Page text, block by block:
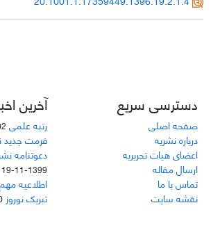
دسترسی سریع
صفحه اصلی
درباره نشریه
اعضای هیات تحریریه
ارسال مقاله
تماس با ما
نقشه سایت
آخرین
رتبه علمی
فرمت جدید
دعوتنامه
1399-11-19
اطلاعیه مهم
تبریک نوروز